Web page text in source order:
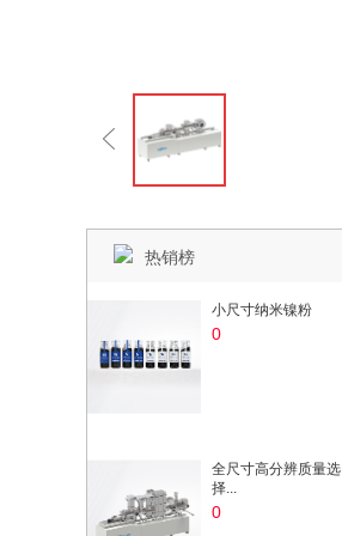
热销榜
小尺寸纳米镍粉
0
全尺寸高分辨质量选
择...
0